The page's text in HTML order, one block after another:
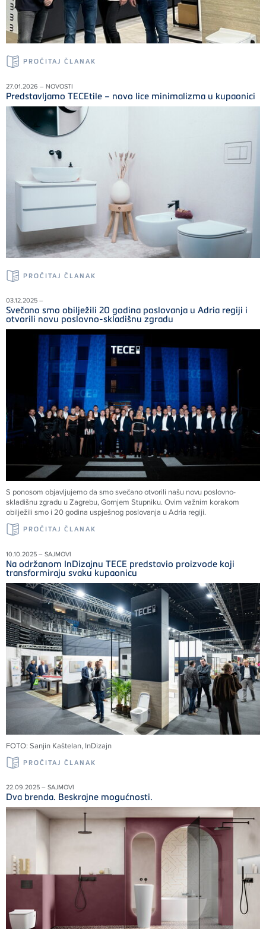
PROČITAJ ČLANAK
27.01.2026 – NOVOSTI
Predstavljamo TECEtile – novo lice minimalizma u kupaonici
PROČITAJ ČLANAK
03.12.2025 –
Svečano smo obilježili 20 godina poslovanja u Adria regiji i
otvorili novu poslovno-skladišnu zgradu
S ponosom objavljujemo da smo svečano otvorili našu novu poslovno-
skladišnu zgradu u Zagrebu, Gornjem Stupniku. Ovim važnim korakom
obilježili smo i 20 godina uspješnog poslovanja u Adria regiji.
PROČITAJ ČLANAK
10.10.2025 – SAJMOVI
Na održanom InDizajnu TECE predstavio proizvode koji
transformiraju svaku kupaonicu
FOTO: Sanjin Kaštelan, InDizajn
PROČITAJ ČLANAK
22.09.2025 – SAJMOVI
Dva brenda. Beskrajne mogućnosti.